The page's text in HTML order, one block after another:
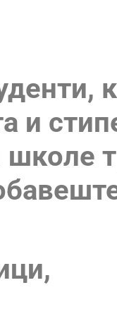
и
школе